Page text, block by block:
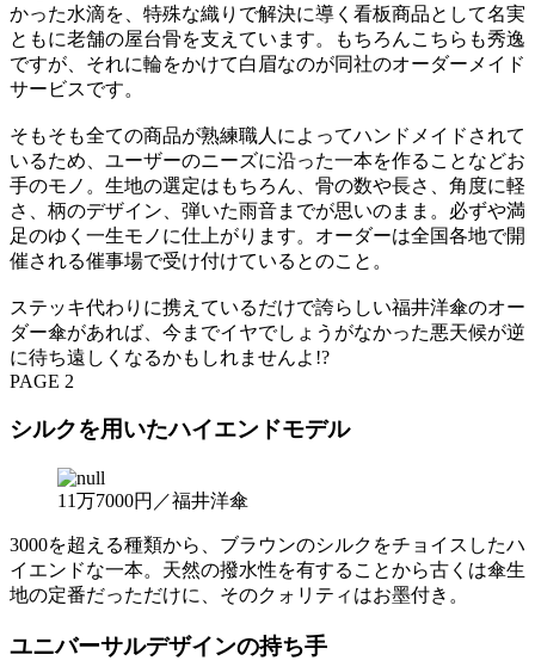
かった水滴を、特殊な織りで解決に導く看板商品として名実
ともに老舗の屋台骨を支えています。もちろんこちらも秀逸
ですが、それに輪をかけて白眉なのが同社のオーダーメイド
サービスです。
そもそも全ての商品が熟練職人によってハンドメイドされて
いるため、ユーザーのニーズに沿った一本を作ることなどお
手のモノ。生地の選定はもちろん、骨の数や長さ、角度に軽
さ、柄のデザイン、弾いた雨音までが思いのまま。必ずや満
足のゆく一生モノに仕上がります。オーダーは全国各地で開
催される催事場で受け付けているとのこと。
ステッキ代わりに携えているだけで誇らしい福井洋傘のオー
ダー傘があれば、今までイヤでしょうがなかった悪天候が逆
に待ち遠しくなるかもしれませんよ!?
PAGE 2
シルクを用いたハイエンドモデル
11万7000円／福井洋傘
3000を超える種類から、ブラウンのシルクをチョイスしたハ
イエンドな一本。天然の撥水性を有することから古くは傘生
地の定番だっただけに、そのクォリティはお墨付き。
ユニバーサルデザインの持ち手